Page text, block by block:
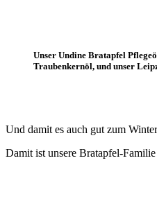
Unser Undine Bratapfel
Traubenkernöl, und unser
Und damit es auch gut zum
Damit ist unsere Bratapfel-